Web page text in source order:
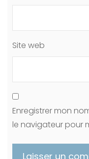
Site web
Enregistrer mon
le navigateur pour